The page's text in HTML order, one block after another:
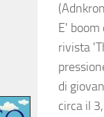
E'
rivista
di
circa il